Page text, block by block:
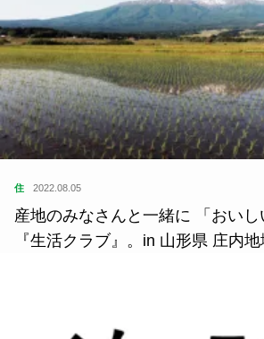
住 2022.08.05
産地のみなさんと一緒に 「おいし
『生活クラブ』。in 山形県 庄内